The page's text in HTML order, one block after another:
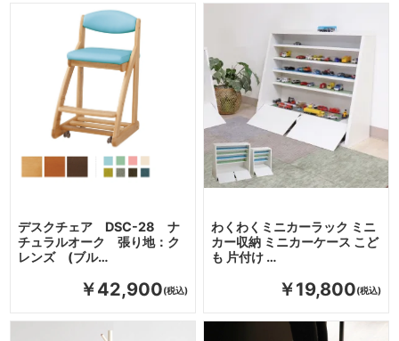
デスクチェア DSC-28 ナ
チュラルオーク 張り地：ク
レンズ (ブル…
￥42,900
わくわくミニカーラック ミニ
カー収納 ミニカーケース こど
も 片付け …
￥19,800